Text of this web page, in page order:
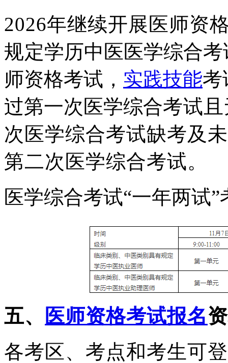
2026年继续开展医师资
规定学历中医医学综合
师资格考试， 实践技能考
过第一次医学综合考试
次医学综合考试缺考及未
第二次医学综合考试。
医学综合考试“一年两试
五、 医师资格考试报名
各考区、考点和考生可